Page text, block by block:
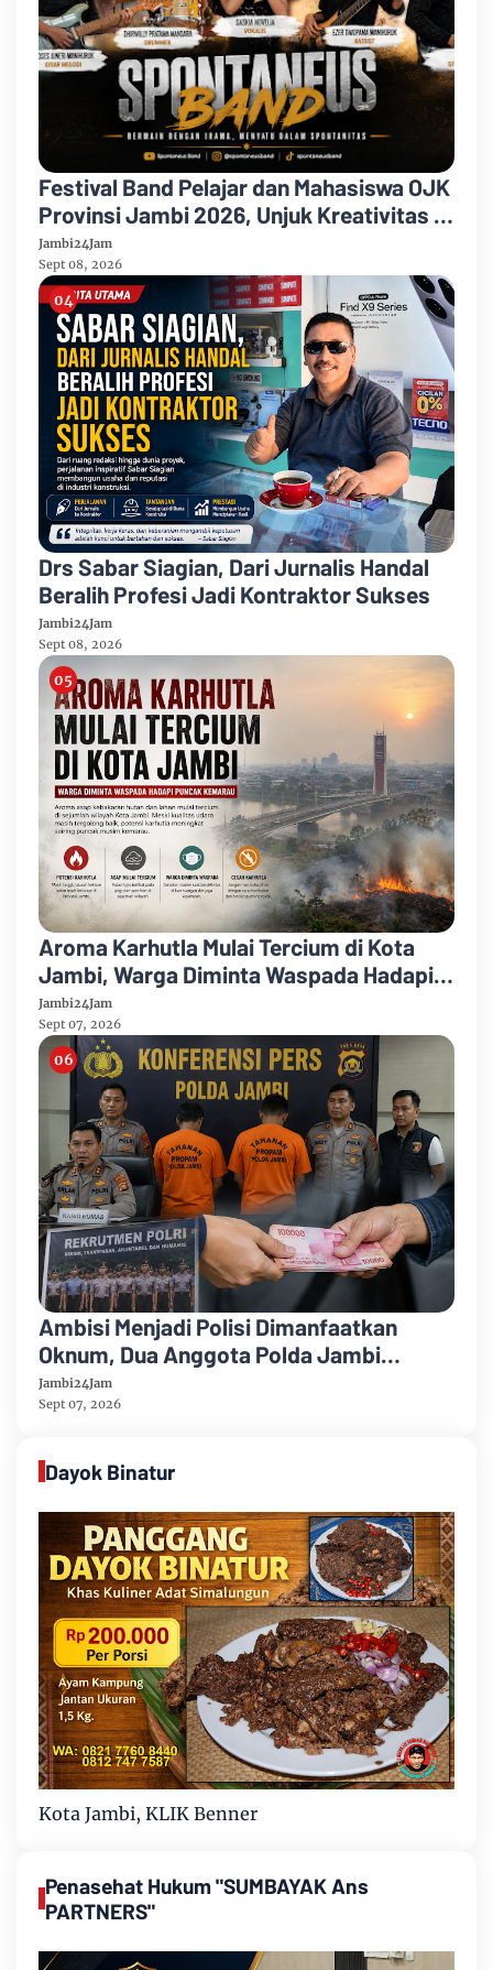
Festival Band Pelajar dan Mahasiswa OJK
Provinsi Jambi 2026, Unjuk Kreativitas di
Taman Banjuran Budayo, Spontaneus
Band Raih Juara 2
Jambi24Jam
Sept 08, 2026
Drs Sabar Siagian, Dari Jurnalis Handal
Beralih Profesi Jadi Kontraktor Sukses
Jambi24Jam
Sept 08, 2026
Aroma Karhutla Mulai Tercium di Kota
Jambi, Warga Diminta Waspada Hadapi
Puncak Kemarau
Jambi24Jam
Sept 07, 2026
Ambisi Menjadi Polisi Dimanfaatkan
Oknum, Dua Anggota Polda Jambi
Diduga Tipu Calon Bintara dengan Janji
Kelulusan
Jambi24Jam
Sept 07, 2026
Dayok Binatur
Kota Jambi, KLIK Benner
Penasehat Hukum "SUMBAYAK Ans
PARTNERS"